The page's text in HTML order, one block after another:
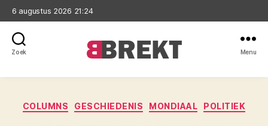
6 augustus 2026 21:24
Zoek Menu
Categorieën
COLUMNS GESCHIEDENIS MONDIAAL POLITIEK